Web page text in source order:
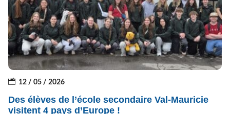
12 / 05 / 2026
Des élèves de l’école secondaire Val-Mauricie
visitent 4 pays d’Europe !